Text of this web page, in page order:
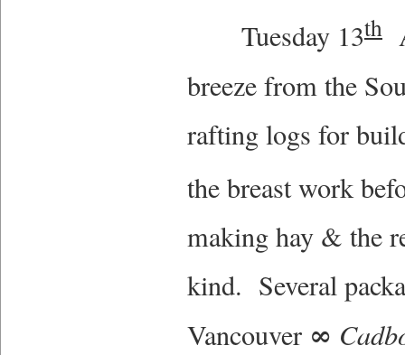
Tuesday 13th
breeze from the
rafting logs for
the breast work
making hay & the
kind. Several
Vancouver ∞